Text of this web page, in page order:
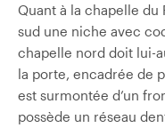
Quant à la chapelle du
sud une niche avec
chapelle nord doit lui-
la porte, encadrée de
est surmontée d’un
possède un réseau